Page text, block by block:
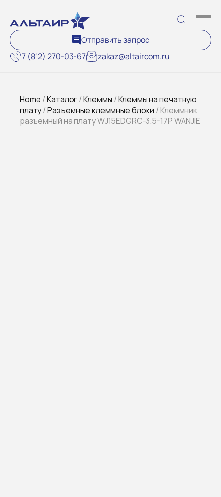
7 (812) 270-03-67 zakaz@altaircom.ru
Отправить запрос
Home /Каталог/Клеммы /Клеммы на печатную
плату/Разъемные клеммные блоки / Клеммник
разъемный на плату WJ15EDGRC-3.5-17P WANJIE